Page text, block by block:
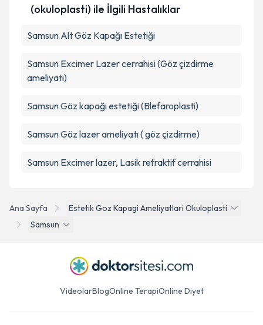
Ana Sayfa
Estetik Goz Kapagi Ameliyatlari Okuloplasti
Samsun
(okuloplasti) ile İlgili Hastalıklar
Samsun Alt Göz Kapağı Estetiği
Samsun Excimer Lazer cerrahisi (Göz çizdirme
ameliyatı)
Samsun Göz kapağı estetiği (Blefaroplasti)
Samsun Göz lazer ameliyatı ( göz çizdirme)
Samsun Excimer lazer, Lasik refraktif cerrahisi
VideolarBlogOnline TerapiOnline Diyet